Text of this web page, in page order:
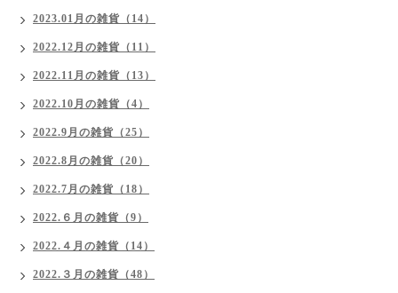
2023.01月の雑貨（14）
2022.12月の雑貨（11）
2022.11月の雑貨（13）
2022.10月の雑貨（4）
2022.9月の雑貨（25）
2022.8月の雑貨（20）
2022.7月の雑貨（18）
2022.６月の雑貨（9）
2022.４月の雑貨（14）
2022.３月の雑貨（48）